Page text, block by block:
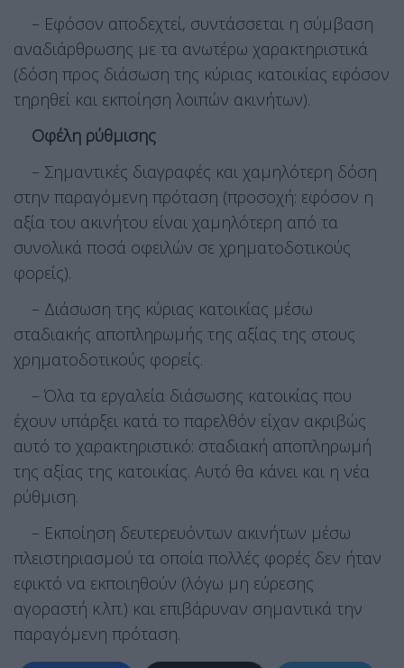
– Εφόσον αποδεχτεί, συντάσσεται η σύμβαση
αναδιάρθρωσης με τα ανωτέρω χαρακτηριστικά
(δόση προς διάσωση της κύριας κατοικίας εφόσον
τηρηθεί και εκποίηση λοιπών ακινήτων).
Οφέλη ρύθμισης
– Σημαντικές διαγραφές και χαμηλότερη δόση
στην παραγόμενη πρόταση (προσοχή: εφόσον η
αξία του ακινήτου είναι χαμηλότερη από τα
συνολικά ποσά οφειλών σε χρηματοδοτικούς
φορείς).
– Διάσωση της κύριας κατοικίας μέσω
σταδιακής αποπληρωμής της αξίας της στους
χρηματοδοτικούς φορείς.
– Όλα τα εργαλεία διάσωσης κατοικίας που
έχουν υπάρξει κατά το παρελθόν είχαν ακριβώς
αυτό το χαρακτηριστικό: σταδιακή αποπληρωμή
της αξίας της κατοικίας. Αυτό θα κάνει και η νέα
ρύθμιση.
– Εκποίηση δευτερευόντων ακινήτων μέσω
πλειστηριασμού τα οποία πολλές φορές δεν ήταν
εφικτό να εκποιηθούν (λόγω μη εύρεσης
αγοραστή κ.λπ.) και επιβάρυναν σημαντικά την
παραγόμενη πρόταση.